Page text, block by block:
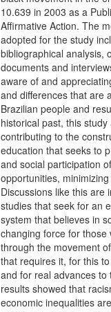
10.639 in 2003 as a
Affirmative Action. The
adopted for the study
bibliographical analysis,
documents and
aware of and
and differences that are
Brazilian people and
historical past, this study
contributing to the
education that seeks to
and social participation
opportunities,
Discussions like this are
studies that seek for an
system that believes in
changing force for those
through the movement
that requires it, for this
and for real advances to
results showed that
economic inequalities